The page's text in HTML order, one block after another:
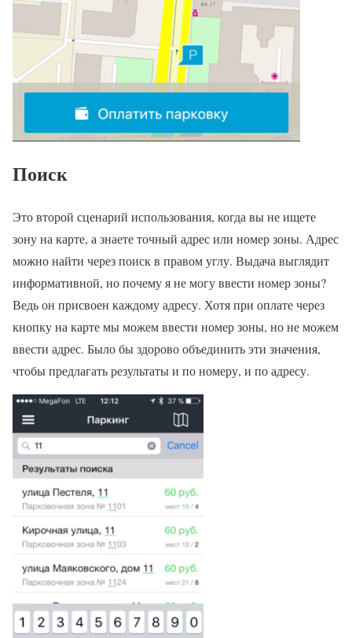
Поиск
Это второй сценарий использования, когда вы не ищете
зону на карте, а знаете точный адрес или номер зоны. Адрес
можно найти через поиск в правом углу. Выдача выглядит
информативной, но почему я не могу ввести номер зоны?
Ведь он присвоен каждому адресу. Хотя при оплате через
кнопку на карте мы можем ввести номер зоны, но не можем
ввести адрес. Было бы здорово объединить эти значения,
чтобы предлагать результаты и по номеру, и по адресу.